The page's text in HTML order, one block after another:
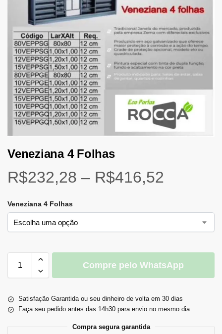
Veneziana 4 Folhas
R$232,28 – R$416,52
Veneziana 4 Folhas
Compre pelo WhatsApp
Satisfação Garantida ou seu dinheiro de volta em 30 dias
Faça seu pedido antes das 14h30 para envio no mesmo dia
Compra segura garantida